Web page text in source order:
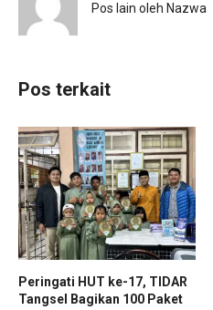
Pos lain oleh Nazwa
Pos terkait
Peringati HUT ke-17, TIDAR
Tangsel Bagikan 100 Paket